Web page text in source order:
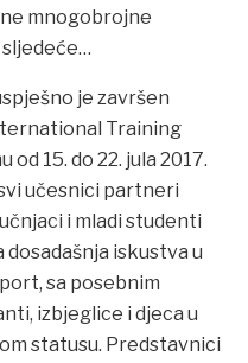
mnogobrojne
je završen
Training
od 15. do 22. jula 2017.
učesnici partneri
i mladi studenti
iskustva u
sa posebnim
izbjeglice i djeca u
statusu. Predstavnici